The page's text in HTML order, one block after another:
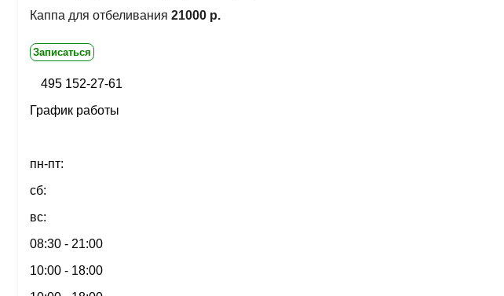
Каппа для отбеливания 21000 р.
Записаться
495 152-27-61
График работы
пн-пт:
сб:
вс:
08:30 - 21:00
10:00 - 18:00